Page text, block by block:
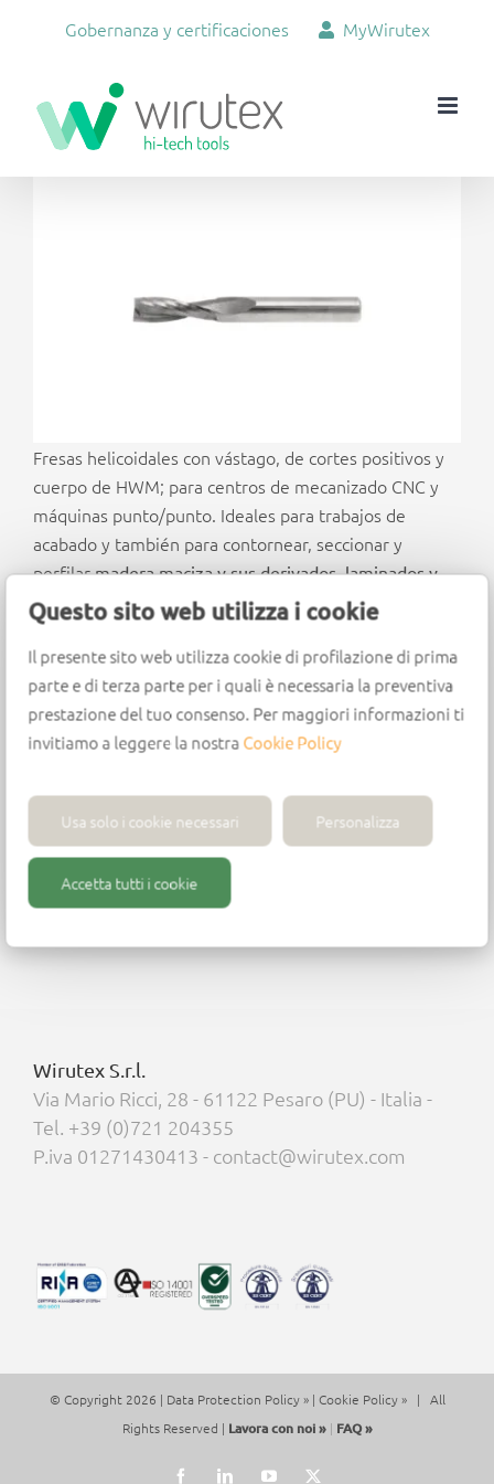
Questo sito web utilizza i cookie
Il presente sito web utilizza cookie di profilazione di prima
parte e di terza parte per i quali è necessaria la preventiva
prestazione del tuo consenso. Per maggiori informazioni ti
invitiamo a leggere la nostraCookie Policy
Usa solo i cookie necessari Personalizza
Accetta tutti i cookie
Gobernanza y certificaciones MyWirutex
Fresas helicoidales con vástago, de cortes positivos y
cuerpo de HWM; para centros de mecanizado CNC y
máquinas punto/punto. Ideales para trabajos de
acabado y también para contornear, seccionar y
perfilarmadera maciza y sus derivados, laminados y
materiales plásticos.
Diseño
Cuerpo de metal duro integral (HWM)
Descarga la viruta hacia arriba
la parte inferior del panel
Wirutex S.r.l.
Via Mario Ricci, 28 - 61122 Pesaro (PU) - Italia -
Tel. +39 (0)721 204355
P.iva 01271430413 - contact@wirutex.com
© Copyright 2026 | Data Protection Policy »| Cookie Policy »| All
Rights Reserved | Lavora con noi » | FAQ »